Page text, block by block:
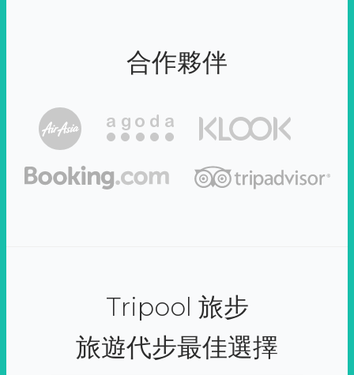
合作夥伴
Tripool 旅步
旅遊代步最佳選擇